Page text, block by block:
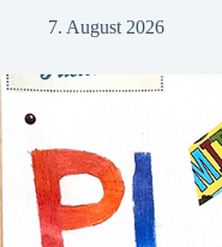
7. August 2026